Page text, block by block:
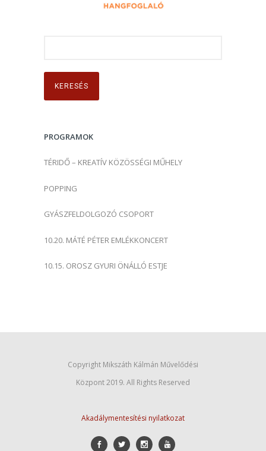
r
s
:PROGRAMOK
TÉRIDŐ – KREATÍV KÖZÖSSÉGI MŰHELY
POPPING
GYÁSZFELDOLGOZÓ CSOPORT
10.20. MÁTÉ PÉTER EMLÉKKONCERT
10.15. OROSZ GYURI ÖNÁLLÓ ESTJE
Copyright Mikszáth Kálmán Művelődési
Központ 2019. All Rights Reserved
Akadálymentesítési nyilatkozat